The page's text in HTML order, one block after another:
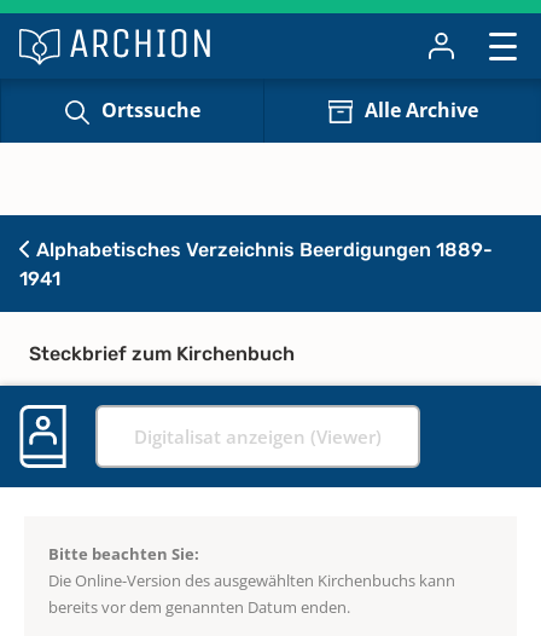
Ortssuche Alle Archive
Alphabetisches Verzeichnis Beerdigungen 1889-
1941
Steckbrief zum Kirchenbuch
Digitalisat anzeigen (Viewer)
Bitte beachten Sie:
Die Online-Version des ausgewählten Kirchenbuchs kann
bereits vor dem genannten Datum enden.